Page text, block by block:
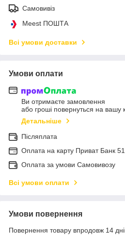
Самовивіз
Meest ПОШТА
Всі умови доставки
Умови оплати
Ви отримаєте замовлення
або гроші повернуться на вашу
Детальніше
Післяплата
Оплата на карту Приват Банк
Оплата за умови Самовивозу
Всі умови оплати
Умови повернення
Повернення товару впродовж 14